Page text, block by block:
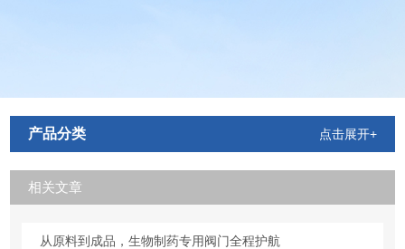
产品分类 点击展开+
相关文章
从原料到成品，生物制药专用阀门全程护航